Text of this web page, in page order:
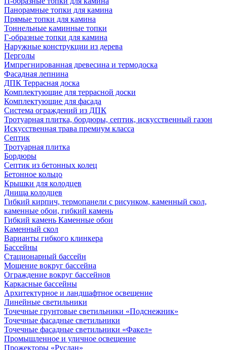
Панорамные топки для камина
Прямые топки для камина
Тоннельные каминные топки
Г-образные топки для камина
Наружные конструкции из дерева
Перголы
Импрегнированная древесина и термодоска
Фасадная лепнина
ДПК Террасная доска
Комплектующие для террасной доски
Комплектующие для фасада
Система ограждений из ДПК
Тротуарная плитка, бордюры, септик, искусственный газон
Искусственная трава премиум класса
Септик
Тротуарная плитка
Бордюры
Септик из бетонных колец
Бетонное кольцо
Крышки для колодцев
Днища колодцев
Гибкий кирпич, термопанели с рисунком, каменный скол,
каменные обои, гибкий камень
Гибкий камень Каменные обои
Каменный скол
Варианты гибкого клинкера
Бассейны
Стационарный бассейн
Мощение вокруг бассейна
Ограждение вокруг бассейнов
Каркасные бассейны
Архитектурное и ландшафтное освещение
Линейные светильники
Точечные грунтовые светильники «Подснежник»
Точечные фасадные светильники
Точечные фасадные светильники «Факел»
Промышленное и уличное освещение
Прожекторы «Руслан»